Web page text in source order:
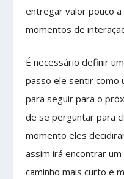
entregar valor pouco
momentos de
É necessário definir
passo ele sentir como
para seguir para o
de se perguntar para
momento eles
assim irá encontrar
caminho mais curto e